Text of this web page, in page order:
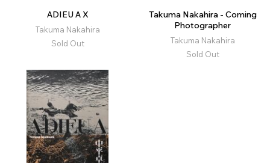
ADIEU A X
Takuma Nakahira
Sold Out
Takuma Nakahira - Coming
Photographer
Takuma Nakahira
Sold Out